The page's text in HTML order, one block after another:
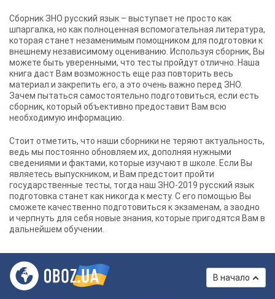
Сборник ЗНО русский язык – выступает не просто как
шпаргалка, но как полноценная вспомогательная литература,
которая станет незаменимым помощником для подготовки к
внешнему независимому оцениванию. Используя сборник, Вы
можете быть уверенными, что тесты пройдут отлично. Наша
книга даст Вам возможность еще раз повторить весь
материал и закрепить его, а это очень важно перед ЗНО.
Зачем пытаться самостоятельно подготовиться, если есть
сборник, который объективно предоставит Вам всю
необходимую информацию.
Стоит отметить, что наши сборники не теряют актуальность,
ведь мы постоянно обновляем их, дополняя нужными
сведениями и фактами, которые изучают в школе. Если Вы
являетесь выпускником, и Вам предстоит пройти
государственные тесты, тогда наш ЗНО-2019 русский язык
подготовка станет как никогда к месту. С его помощью Вы
сможете качественно подготовиться к экзаменам, а заодно
и черпнуть для себя новые знания, которые пригодятся Вам в
дальнейшем обучении.
В начало